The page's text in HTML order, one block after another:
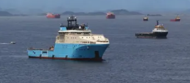
vulneráveis estão idosos,
de longa permanência, pessoas em
idosos socialmente isolados. A OMS
consistentes para reduzir mortes
estruturas de atendimento e ampliar
antes da chegada das próximas